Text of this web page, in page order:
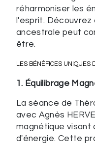
réharmoniser les
l'esprit.
ancestrale peut
être.
LES BÉNÉFICES UNIQUES
1. Équilibrage
La séance de
avec Agnès
magnétique visant
d'énergie. Cette